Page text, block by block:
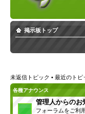
掲示板トップ
未返信トピック • 最近のトピ
各種アナウンス
管理人からのお
フォーラムをご利